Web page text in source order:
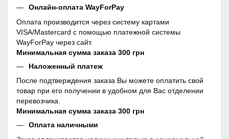
Онлайн-оплата WayForPay
Оплата производится через систему картами
VISA/Mastercard с помощью платежной системы
WayForPay через сайт.
Минимальная сумма заказа 300 грн
Наложенный платеж
После подтверждения заказа Вы можете оплатить свой
товар при его получении в удобном для Вас отделении
перевозчика.
Минимальная сумма заказа 300 грн
Оплата наличными